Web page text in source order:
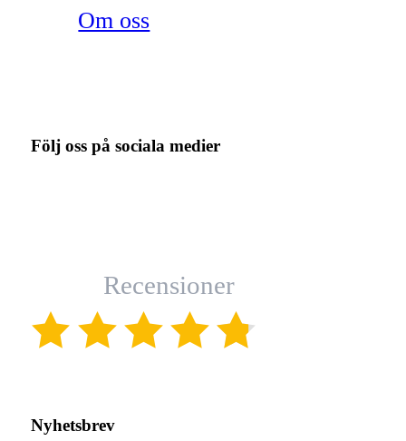
Om oss
Följ oss på sociala medier
Recensioner
Nyhetsbrev